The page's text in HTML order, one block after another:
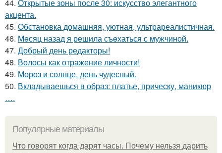
44. Открытые зоны после 30: искусство элегантного
акцента.
45. Обстановка домашняя, уютная, ультрареалистичная.
46. Мeсяц назад я решила съeхаться с мужчиной.
47. Добрый день редакторы!
48. Волосы как отражение личности!
49. Мороз и солнце, день чудесный.
50. Вкладываешься в образ: платье, прическу, маникюр
….
Популярные материалы
Что говорят когда дарят часы. Почему нельзя дарить